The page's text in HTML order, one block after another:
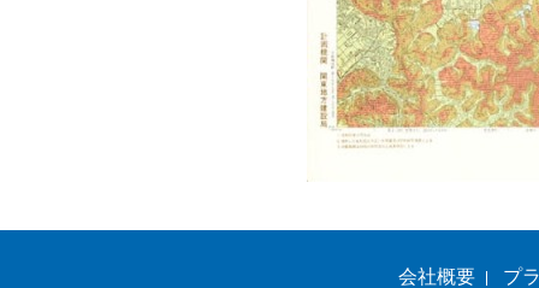
会社概要
プ